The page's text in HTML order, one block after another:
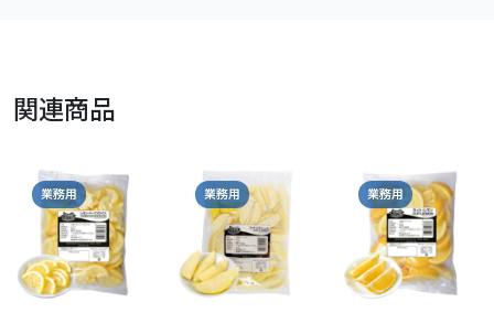
関連商品
業務用 業務用 小売
トロピカルマリア
カット・レモン
（チャック付き）
チリ